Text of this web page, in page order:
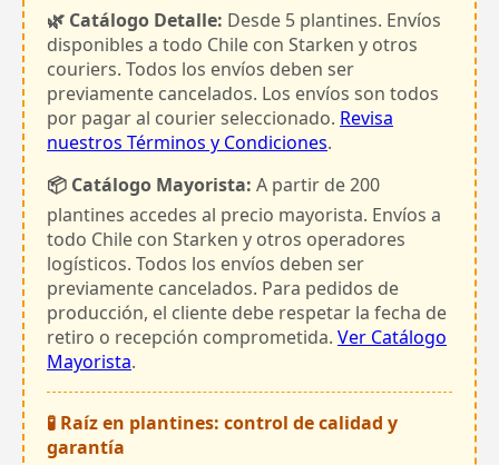
🌿 Catálogo Detalle: Desde 5 plantines. Envíos
disponibles a todo Chile con Starken y otros
couriers. Todos los envíos deben ser
previamente cancelados. Los envíos son todos
por pagar al courier seleccionado. Revisa
nuestros Términos y Condiciones.
📦 Catálogo Mayorista: A partir de 200
plantines accedes al precio mayorista. Envíos a
todo Chile con Starken y otros operadores
logísticos. Todos los envíos deben ser
previamente cancelados. Para pedidos de
producción, el cliente debe respetar la fecha de
retiro o recepción comprometida. Ver Catálogo
Mayorista.
🧪 Raíz en plantines: control de calidad y
garantía